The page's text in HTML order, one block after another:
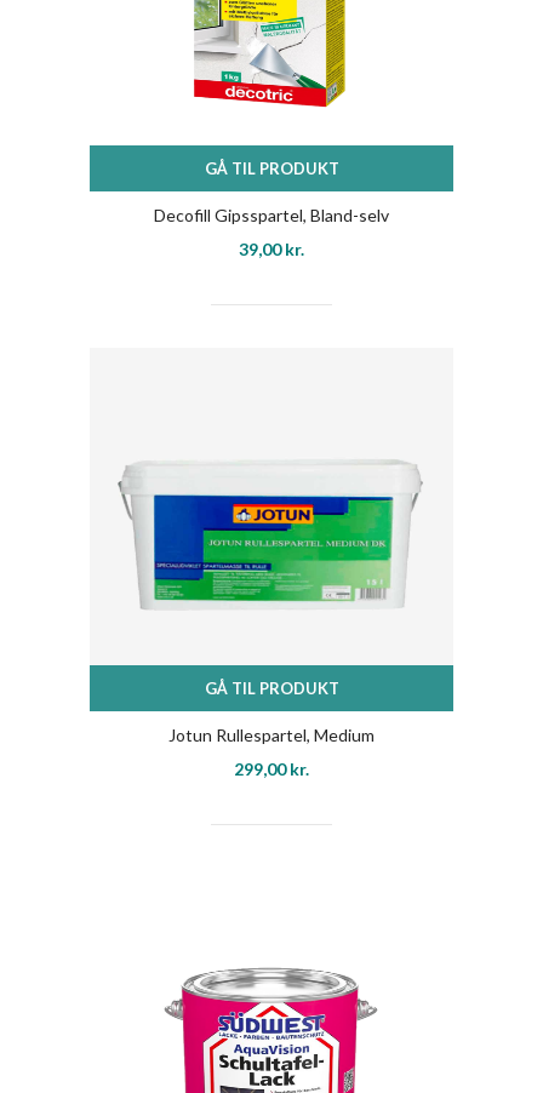
GÅ TIL PRODUKT
Decofill Gipsspartel, Bland-selv
39,00kr.
GÅ TIL PRODUKT
Jotun Rullespartel, Medium
299,00kr.